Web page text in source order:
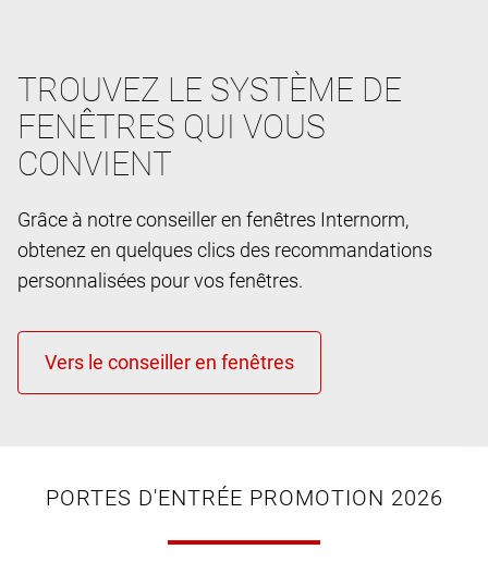
TROUVEZ LE SYSTÈME DE
FENÊTRES QUI VOUS
CONVIENT
Grâce à notre conseiller en fenêtres Internorm,
obtenez en quelques clics des recommandations
personnalisées pour vos fenêtres.
PORTES D'ENTRÉE PROMOTION 2026